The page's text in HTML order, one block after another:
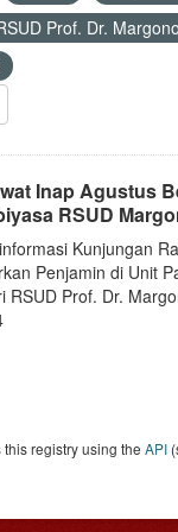
Prof. Dr.
Inap Agustus
RSUD
Kunjungan
Penjamin di Unit
RSUD Prof. Dr.
registry using the API